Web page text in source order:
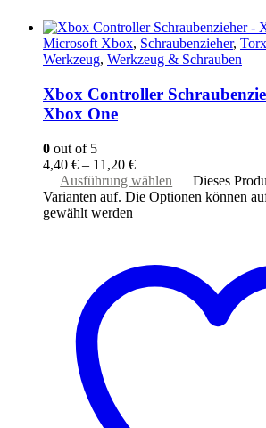
Microsoft Xbox, Schraubenzieher,
Werkzeug, Werkzeug & Schrauben
Xbox Controller
Xbox One
0 out of 5
4,40 € – 11,20 €
Ausführung wählen
Dieses
Varianten auf. Die Optionen können
gewählt werden